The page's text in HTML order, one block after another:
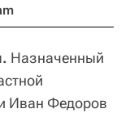
Назначенный
Иван Федоров